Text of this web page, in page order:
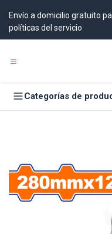
Envío a domicilio gratuito
políticas del servicio
Categorías de